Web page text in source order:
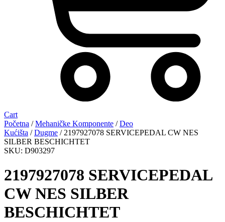
Cart
Početna /Mehaničke Komponente /Deo
Kućišta /Dugme / 2197927078 SERVICEPEDAL CW NES
SILBER BESCHICHTET
SKU: D903297
2197927078 SERVICEPEDAL
CW NES SILBER
BESCHICHTET